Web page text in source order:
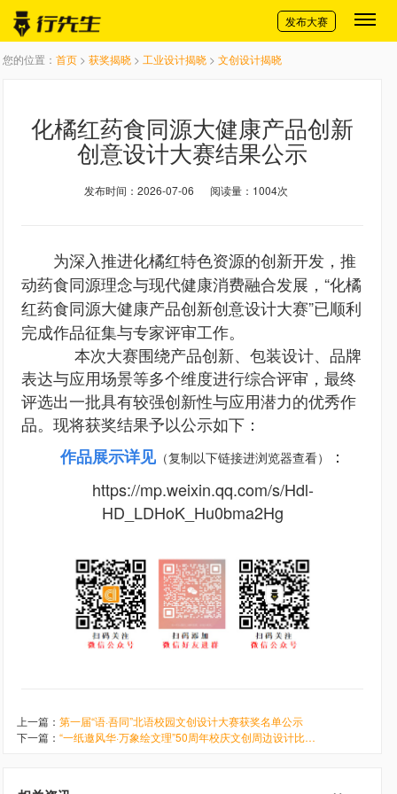
切换导航
发布大赛
您的位置： 首页 > 获奖揭晓 > 工业设计揭晓 > 文创设计揭晓
化橘红药食同源大健康产品创新
创意设计大赛结果公示
发布时间：2026-07-06 阅读量：1004次
为深入推进化橘红特色资源的创新开发，推
动药食同源理念与现代健康消费融合发展，“化橘
红药食同源大健康产品创新创意设计大赛”已顺利
完成作品征集与专家评审工作。
本次大赛围绕产品创新、包装设计、品牌
表达与应用场景等多个维度进行综合评审，最终
评选出一批具有较强创新性与应用潜力的优秀作
品。现将获奖结果予以公示如下：
作品展示详见 （复制以下链接进浏览器查看） ：
https://mp.weixin.qq.com/s/Hdl-
HD_LDHoK_Hu0bma2Hg
上一篇： 第一届“语·吾同”北语校园文创设计大赛获奖名单公示
下一篇：
“一纸邀风华·万象绘文理”50周年校庆文创周边设计比赛获奖名单新鲜出炉